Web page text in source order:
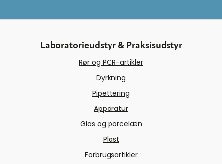
Laboratorieudstyr & Praksisudstyr
Rør og PCR-artikler
Dyrkning
Pipettering
Apparatur
Glas og porcelæn
Plast
Forbrugsartikler